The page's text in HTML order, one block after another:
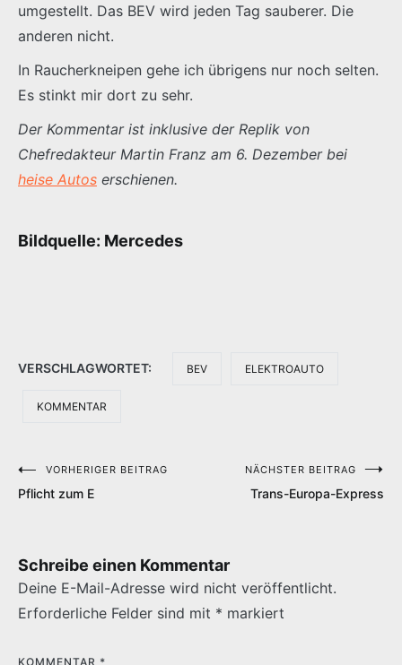
umgestellt. Das BEV wird jeden Tag sauberer. Die
anderen nicht.
In Raucherkneipen gehe ich übrigens nur noch selten.
Es stinkt mir dort zu sehr.
Der Kommentar ist inklusive der Replik von
Chefredakteur Martin Franz am 6. Dezember bei
heise Autos erschienen.
Bildquelle: Mercedes
VERSCHLAGWORTET: BEV ELEKTROAUTO
KOMMENTAR
Beitragsnavigation
VORHERIGER BEITRAG
Pflicht zum E
NÄCHSTER BEITRAG
Trans-Europa-Express
Schreibe einen Kommentar
Deine E-Mail-Adresse wird nicht veröffentlicht.
Erforderliche Felder sind mit * markiert
KOMMENTAR *